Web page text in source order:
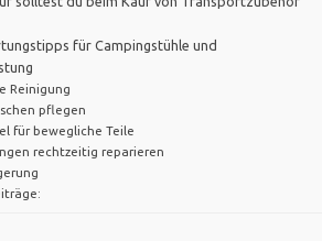
für Campingstühle und
Reinigung
pflegen
für bewegliche Teile
rechtzeitig reparieren